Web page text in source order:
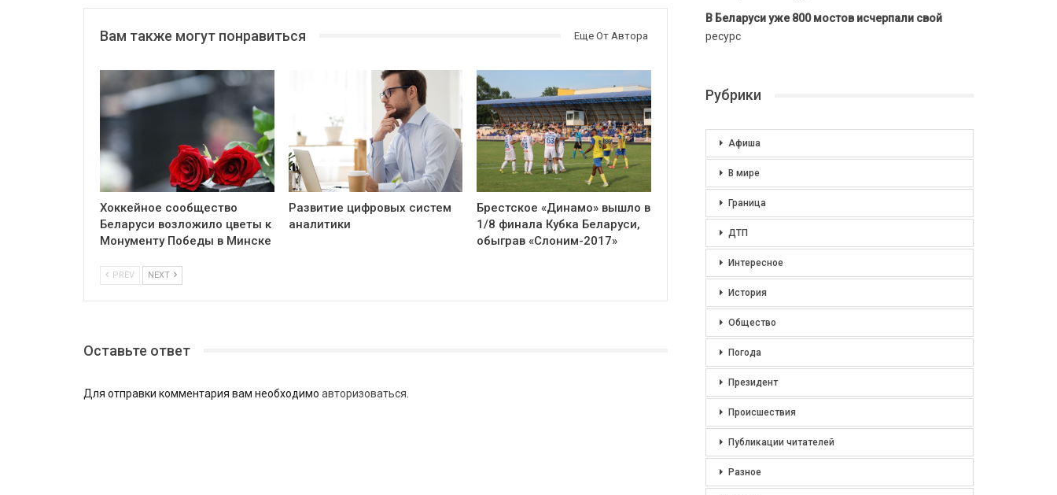
Вам также могут понравиться Еще От Автора
Хоккейное сообщество
Беларуси возложило цветы к
Монументу Победы в Минске
Развитие цифровых систем
аналитики
Брестское «Динамо» вышло в
1/8 финала Кубка Беларуси,
обыграв «Слоним-2017»
PREV NEXT
Оставьте ответ
Для отправки комментария вам необходимо авторизоваться
В Беларуси уже 800 мостов исчерпали свой
ресурс
Рубрики
Афиша
В мире
Граница
ДТП
Интересное
История
Общество
Погода
Президент
Происшествия
Публикации читателей
Разное